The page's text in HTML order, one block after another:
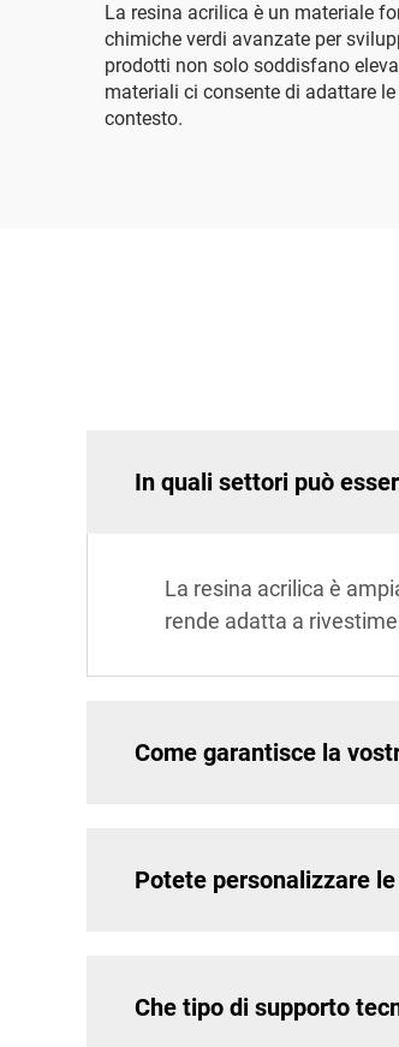
La resina acrilica è un materiale
chimiche verdi avanzate per
prodotti non solo soddisfano
materiali ci consente di adattare
contesto.
In quali settori può
La resina acrilica è
rende adatta a
Come garantisce la
Potete personalizzare
Che tipo di supporto